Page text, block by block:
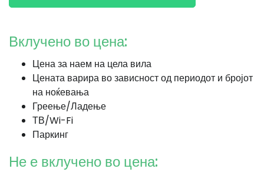
Вклучено во цена:
Цена за наем на цела вила
Цената варира во зависност од периодот и бројот
на ноќевања
Греење/Ладење
ТВ/Wi-Fi
Паркинг
Не е вклучено во цена: